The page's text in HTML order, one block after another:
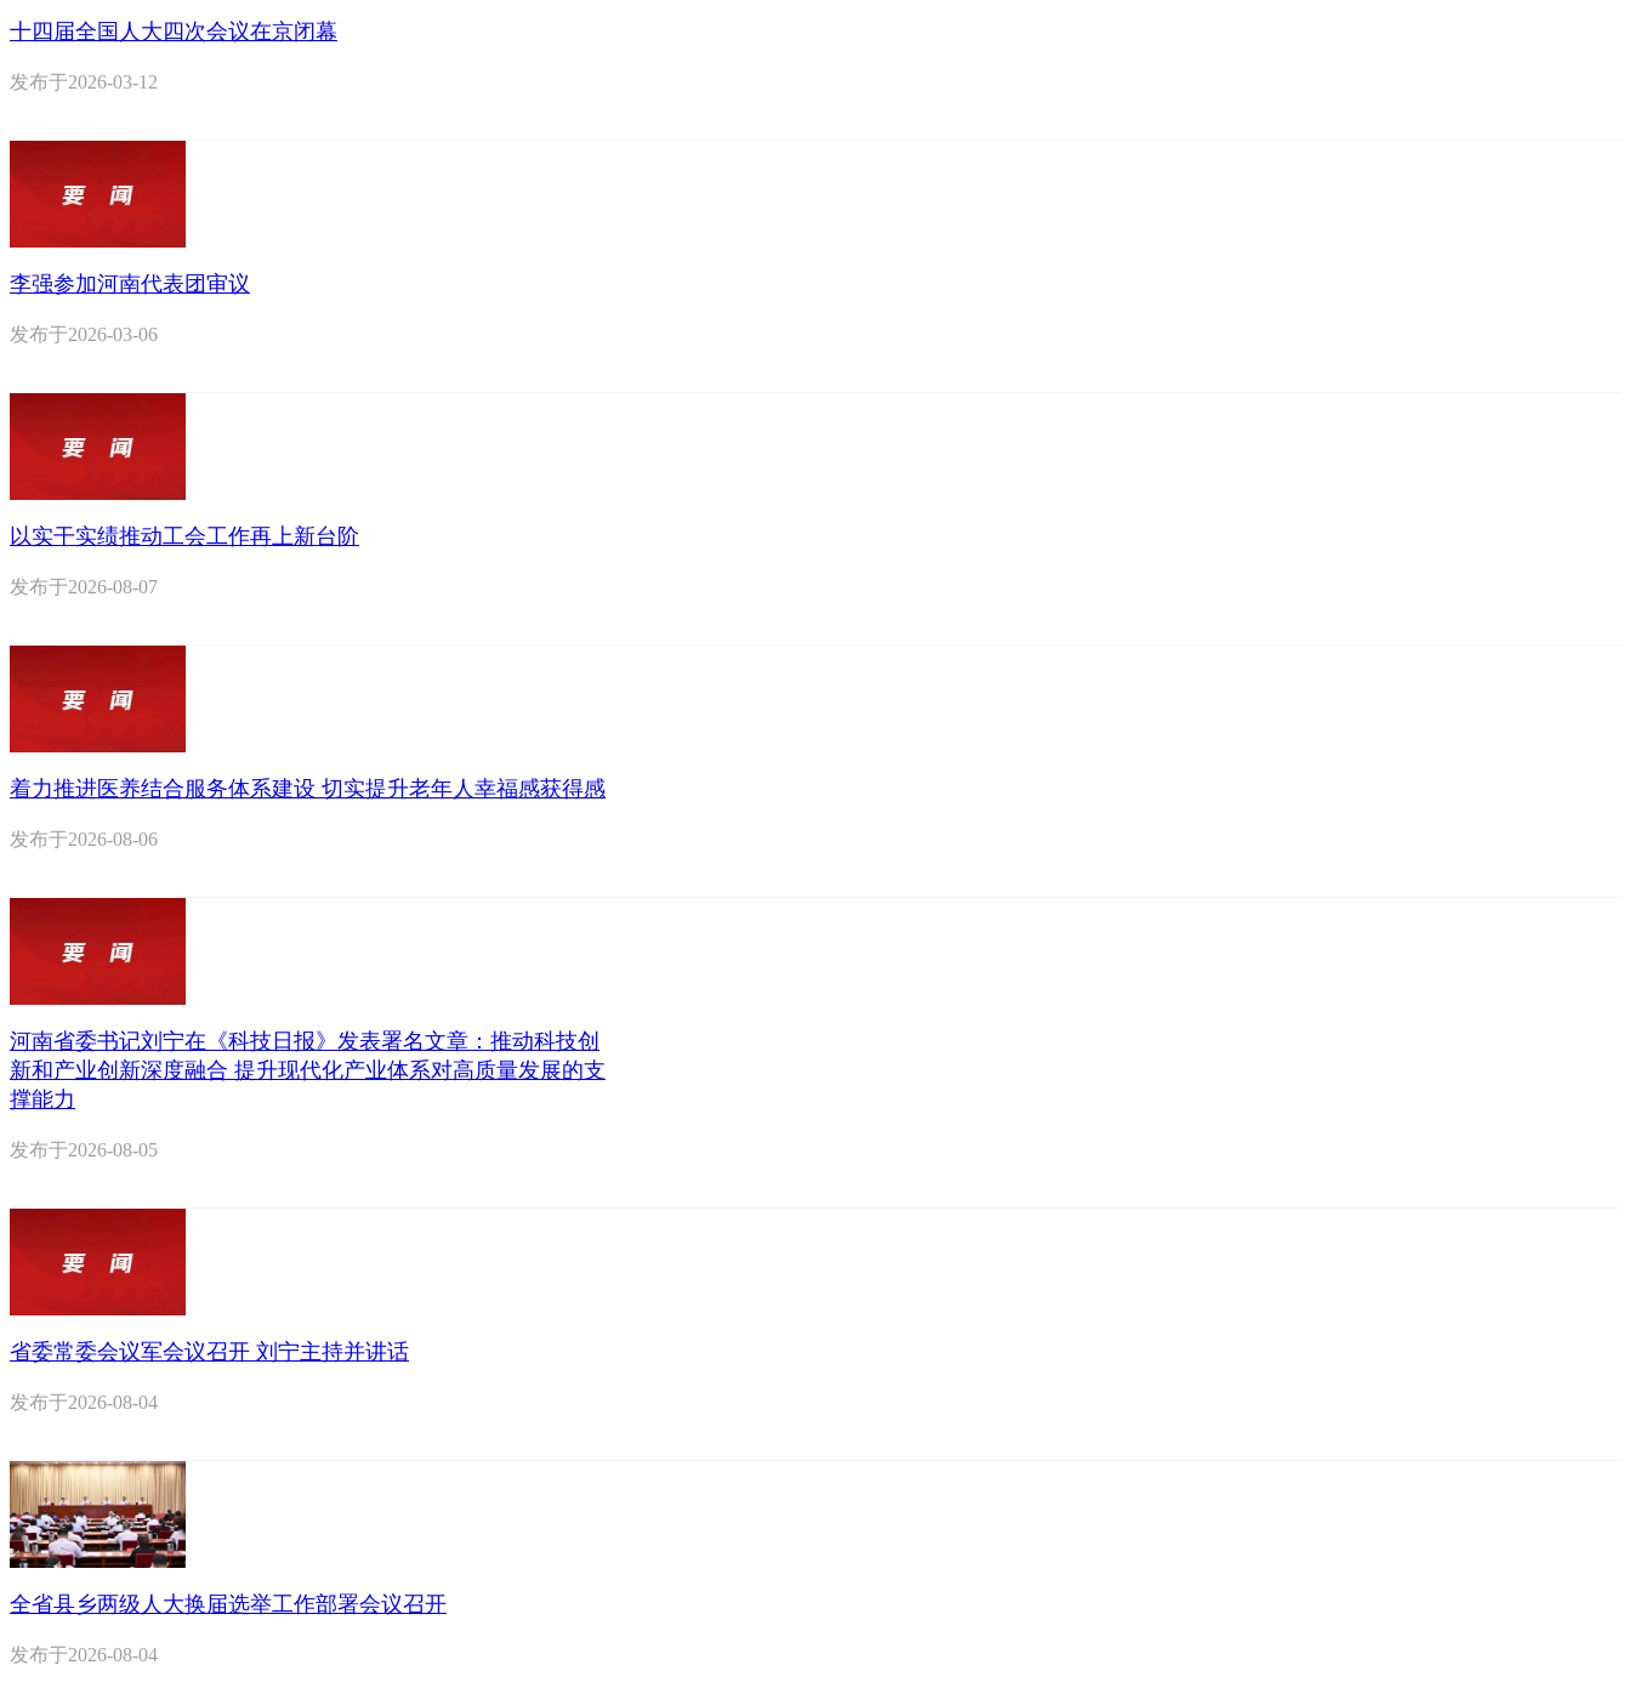
十四届全国人大四次会议在京闭幕
发布于2026-03-12
李强参加河南代表团审议
发布于2026-03-06
以实干实绩推动工会工作再上新台阶
发布于2026-08-07
着力推进医养结合服务体系建设 切实提升老年人幸福感获得感
发布于2026-08-06
河南省委书记刘宁在《科技日报》发表署名文章：推动科技创
新和产业创新深度融合 提升现代化产业体系对高质量发展的支
撑能力
发布于2026-08-05
省委常委会议军会议召开 刘宁主持并讲话
发布于2026-08-04
全省县乡两级人大换届选举工作部署会议召开
发布于2026-08-04